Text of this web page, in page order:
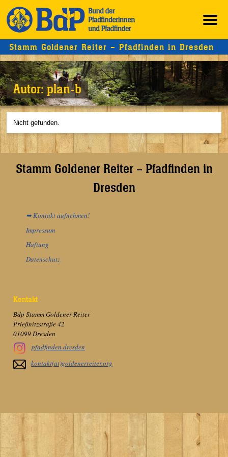
Stamm Goldener Reiter – Pfadfinden in Dresden
Autor:plan-b
Nicht gefunden.
Stamm Goldener Reiter – Pfadfinden in
Dresden
➥ Kontakt aufnehmen!
Impressum
Haftung
Datenschutz
Kontakt
Bdp Stamm Goldener Reiter
Prießnitzstraße 42
01099 Dresden
pfadfinden.dresden
kontakt(at)goldenerreiter.org